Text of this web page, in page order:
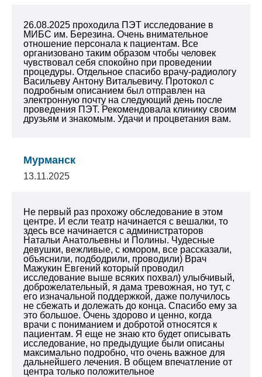
26.08.2025 проходила ПЭТ исследование в
МИБС им. Березина. Очень внимательное
отношение персонала к пациентам. Все
организовано таким образом чтобы человек
чувствовал себя спокойно при проведении
процедуры. Отдельное спасибо врачу-радиологу
Васильеву Антону Витальевичу. Протокол с
подробным описанием был отправлен на
электронную почту на следующий день после
проведения ПЭТ. Рекомендовала клинику своим
друзьям и знакомым. Удачи и процветания вам.
Мурманск
13.11.2025
Не первый раз прохожу обследование в этом
центре. И если театр начинается с вешалки, то
здесь все начинается с администраторов
Натальи Анатольевны и Полины. Чудесные
девушки, вежливые, с юмором, все рассказали,
объяснили, подбодрили, проводили) Врач
Мажукин Евгений который проводил
исследование выше всяких похвал) улыбчивый,
доброжелательный, я дама тревожная, но тут, с
его изначальной поддержкой, даже получилось
не сбежать и долежать до конца. Спасибо ему за
это большое. Очень здорово и ценно, когда
врачи с пониманием и добротой относятся к
пациентам. Я еще не знаю кто будет описывать
исследование, но предыдущие были описаны
максимально подробно, что очень важное для
дальнейшего лечения. В общем впечатление от
центра только положительное